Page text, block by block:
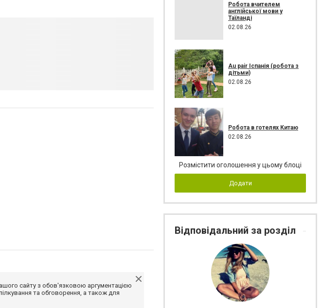
сайту з обов'язковою аргументацією
та обговорення, а також для
Робота вчителем
англійської мови у
Таїланді
02.08.26
Au pair Іспанія (робота з
дітьми)
02.08.26
Робота в готелях Китаю
02.08.26
Розмістити оголошення у цьому блоці
Додати
Відповідальний за розділ